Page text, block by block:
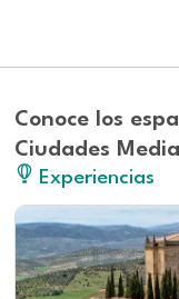
Conoce los
Ciudades
Andalucía
Experiencias